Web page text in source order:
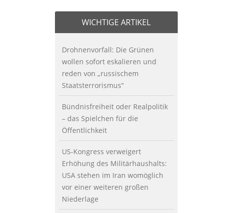
WICHTIGE ARTIKEL
Drohnenvorfall: Die Grünen
wollen sofort eskalieren und
reden von „russischem
Staatsterrorismus“
Bündnisfreiheit oder Realpolitik
– das Spielchen für die
Öffentlichkeit
US-Kongress verweigert
Erhöhung des Militärhaushalts:
USA stehen im Iran womöglich
vor einer weiteren großen
Niederlage